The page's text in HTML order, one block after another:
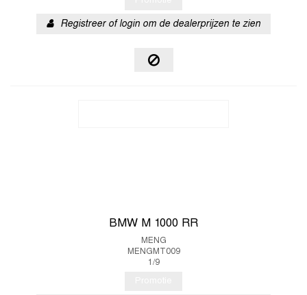
Registreer of login om de dealerprijzen te zien
BMW M 1000 RR
MENG
MENGMT009
1/9